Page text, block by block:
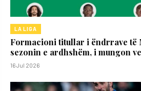
LA LIGA
Formacioni titullar i ëndrrave të
sezonin e ardhshëm, i mungon
16 Jul 2026